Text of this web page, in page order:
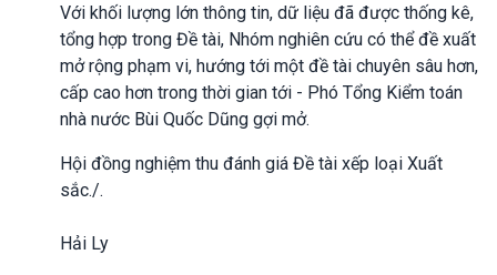
Với khối lượng lớn thông tin, dữ liệu đã được thống kê,
tổng hợp trong Đề tài, Nhóm nghiên cứu có thể đề xuất
mở rộng phạm vi, hướng tới một đề tài chuyên sâu hơn,
cấp cao hơn trong thời gian tới - Phó Tổng Kiểm toán
nhà nước Bùi Quốc Dũng gợi mở.
Hội đồng nghiệm thu đánh giá Đề tài xếp loại Xuất
sắc./.
Hải Ly